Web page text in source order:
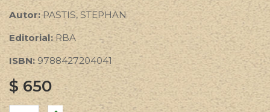
Autor:PASTIS, STEPHAN
Editorial:RBA
ISBN: 9788427204041
$650